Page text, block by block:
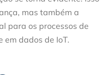
mas também a
para os processos de
em dados de IoT.